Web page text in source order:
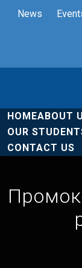
News
Rise and Shine
HOMEABOUT
OUR
CONTACT US